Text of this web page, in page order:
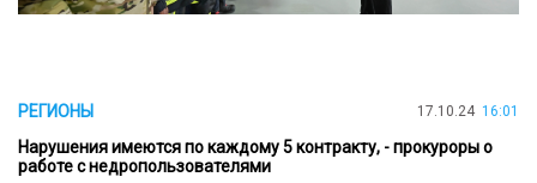
РЕГИОНЫ 17.10.24 16:01
Нарушения имеются по каждому 5 контракту, - прокуроры о
работе с недропользователями